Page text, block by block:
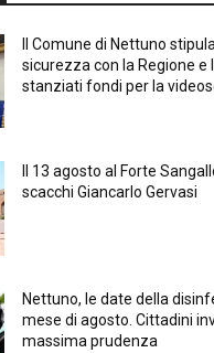
Il Comune di Nettuno
sicurezza con la Regione e
stanziati fondi per la
Il 13 agosto al Forte
scacchi Giancarlo Gervasi
Nettuno, le date della
mese di agosto. Cittadini
massima prudenza